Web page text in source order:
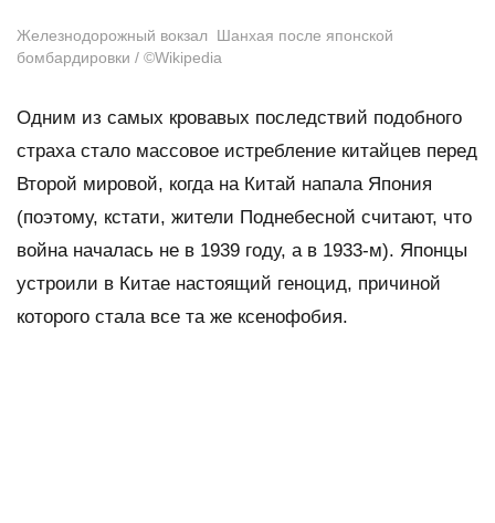
Железнодорожный вокзал Шанхая после японской
бомбардировки / ©Wikipedia
Одним из самых кровавых последствий подобного
страха стало массовое истребление китайцев перед
Второй мировой, когда на Китай напала Япония
(поэтому, кстати, жители Поднебесной считают, что
война началась не в 1939 году, а в 1933-м). Японцы
устроили в Китае настоящий геноцид, причиной
которого стала все та же ксенофобия.